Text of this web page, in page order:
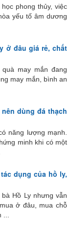
phong thủy, việc
yếu tố âm dương
ở đâu giá rẻ, chất
may mắn đang
may mắn, bình an
dùng đá thạch
năng lượng mạnh.
minh khi có một
dụng của hồ ly,
Hồ Ly nhưng vẫn
ở đâu, mua chỗ